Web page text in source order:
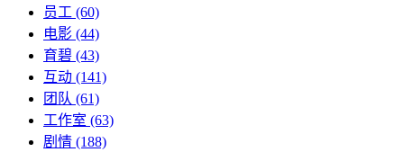
员工 (60)
电影 (44)
育碧 (43)
互动 (141)
团队 (61)
工作室 (63)
剧情 (188)